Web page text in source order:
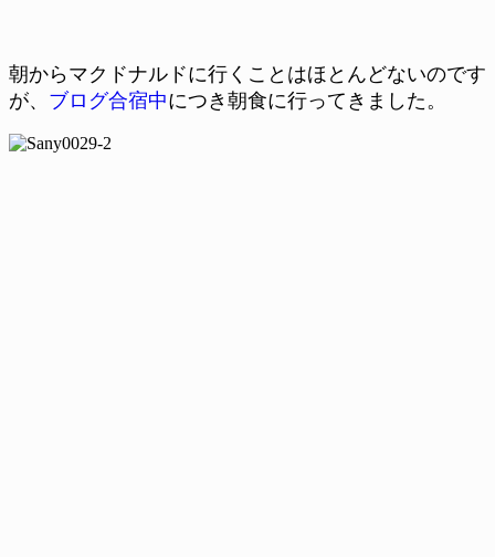
朝からマクドナルドに行くことはほとんどないのです
が、 ブログ合宿中につき朝食に行ってきました。